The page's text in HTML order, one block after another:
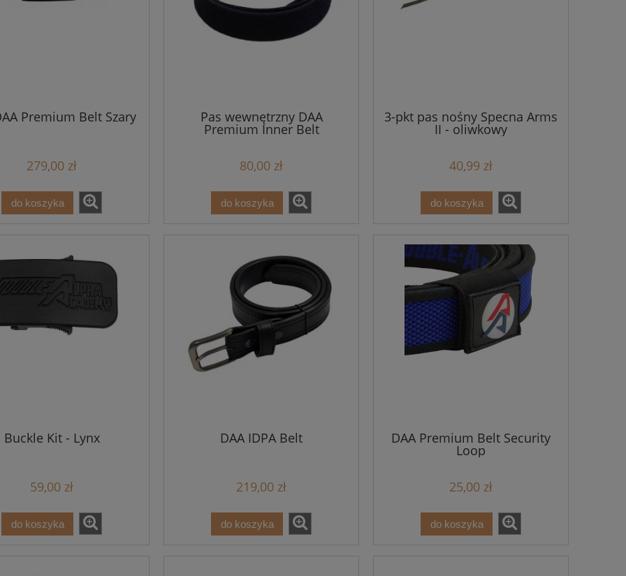
Premium Belt Szary
279,00 zł
do koszyka
Pas wewnętrzny DAA
Premium Inner Belt
80,00 zł
do koszyka
3-pkt pas nośny Specna Arms
II - oliwkowy
40,99 zł
do koszyka
Buckle Kit - Lynx
59,00 zł
do koszyka
DAA IDPA Belt
219,00 zł
do koszyka
DAA Premium Belt Security
Loop
25,00 zł
do koszyka